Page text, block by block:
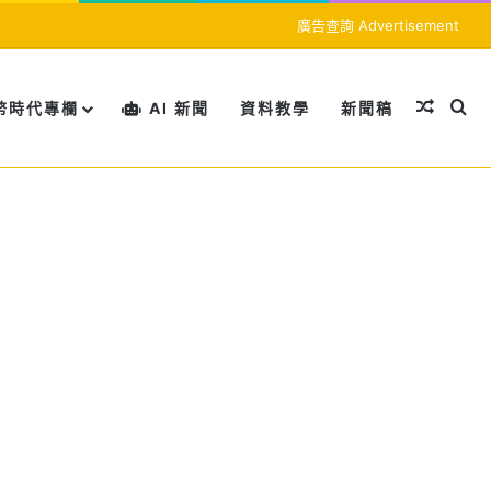
廣告查詢 Advertisement
時代專欄 AI 新聞 資料教學 新聞稿 隨機文
搜